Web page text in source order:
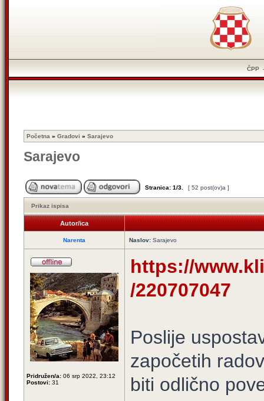
ČPP
Početna » Gradovi » Sarajevo
Sarajevo
Stranica: 1/3 [ 52 post(ov)a ]
Prikaz ispisa
Autor/ica
Narenta Naslov: Sarajevo
Pridružen/a: 06 srp 2022, 23:12
Postovi: 31
https://
/220707047
Poslije
započetih
biti odlično